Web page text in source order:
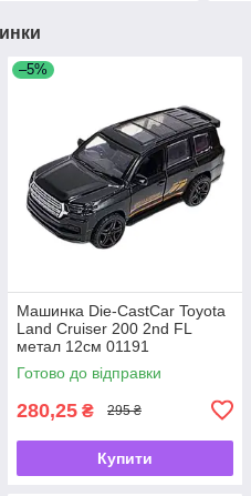
–5%
Машинка Die-CastCar Toyota
Land Cruiser 200 2nd FL
метал 12см 01191
Готово до відправки
280,25 ₴ 295 ₴
Купити